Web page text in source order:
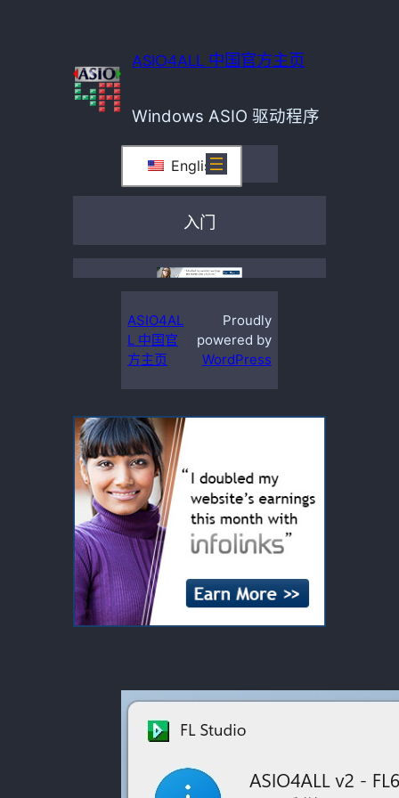
ASIO4ALL 中国官方主页
Windows ASIO 驱动程序
English
入门
ASIO4AL
L 中国官
方主页
Proudly
powered by
WordPress